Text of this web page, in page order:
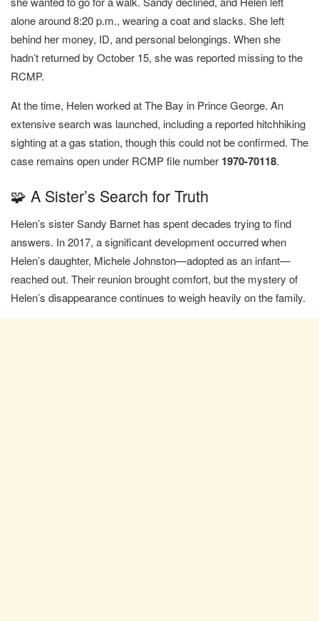
alone around 8:20 p.m., wearing a coat and slacks. She left
behind her money, ID, and personal belongings. When she
hadn’t returned by October 15, she was reported missing to the
RCMP.
At the time, Helen worked at The Bay in Prince George. An
extensive search was launched, including a reported hitchhiking
sighting at a gas station, though this could not be confirmed. The
case remains open under RCMP file number 1970-70118.
🧩 A Sister’s Search for Truth
Helen’s sister Sandy Barnet has spent decades trying to find
answers. In 2017, a significant development occurred when
Helen’s daughter, Michele Johnston—adopted as an infant—
reached out. Their reunion brought comfort, but the mystery of
Helen’s disappearance continues to weigh heavily on the family.